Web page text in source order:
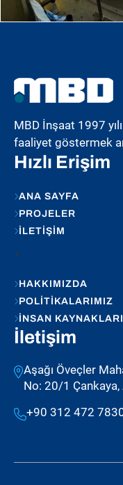
MBD İnşaat 1997
faaliyet göstermek
Hızlı Erişim
ANA SAYFA
PROJELER
İLETIŞIM
.
HAKKIMIZDA
POLITIKALARIMIZ
İNSAN KAYNAKLARI
İletişim
Aşağı Öveçler
No: 20/1 Çankaya,
+90 312 472